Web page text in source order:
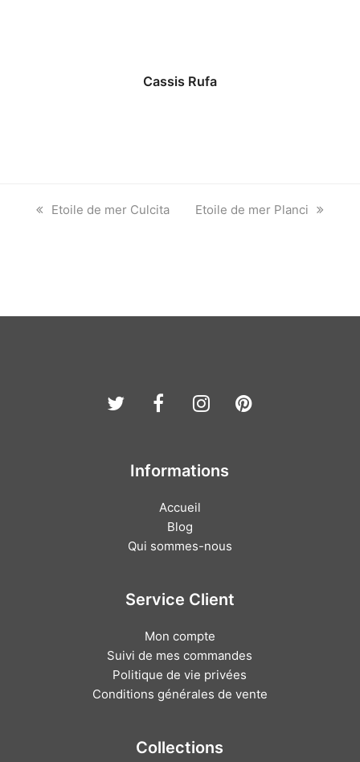
Cassis Rufa
previous
Etoile de mer Culcita
next
Etoile de mer Planci
TwitterFacebook
Instagram
Pinterest
Informations
Accueil
Blog
Qui sommes-nous
Service Client
Mon compte
Suivi de mes commandes
Politique de vie privées
Conditions générales de vente
Collections